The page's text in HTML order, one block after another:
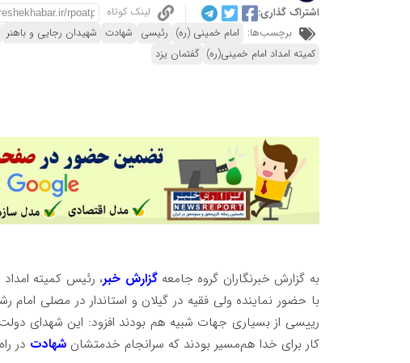
اشتراک گذاری:
لینک کوتاه
برچسب‌ها: امام خمینی (ره) رئیسی شهادت شهیدان رجایی و باهنر
کمیته امداد امام خمینی(ره) گفتمان یزد
به گزارش خبرنگاران گروه جامعهگزارش خبر، رئیس کمیته
با حضور نماینده ولی فقیه در گیلان و استاندار در مصلی امام
رییسی از بسیاری جهات شبیه هم بودند افزود: این شهدای
کار برای خدا هم‌مسیر بودند که سرانجام خدمتشانشهادت در